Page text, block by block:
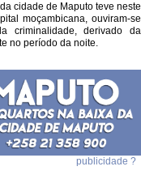
cidade de Maputo teve neste
moçambicana, ouviram-se
criminalidade, derivado da
no período da noite.
publicidade ?